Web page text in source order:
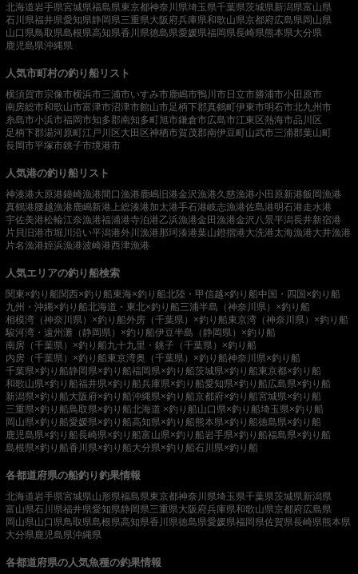
北海道岩手県宮城県福島県東京都神奈川県埼玉県千葉県茨城県新潟県富山県
石川県福井県愛知県静岡県三重県大阪府兵庫県和歌山県京都府広島県岡山県
山口県鳥取県島根県高知県香川県徳島県愛媛県福岡県長崎県熊本県大分県
鹿児島県沖縄県
人気市町村の釣り船リスト
横須賀市宗像市横浜市三浦市いすみ市鹿嶋市鴨川市日立市勝浦市小田原市
南房総市和歌山市富津市沼津市館山市足柄下郡真鶴町伊東市明石市北九州市
糸島市小浜市福岡市知多郡南知多町旭市鎌倉市広島市江東区熱海市品川区
足柄下郡湯河原町江戸川区大田区神栖市賀茂郡南伊豆町山武市三浦郡葉山町
長岡市平塚市銚子市境港市
人気港の釣り船リスト
神湊港大原港鐘崎漁港間口漁港 鹿嶋旧港金沢漁港久慈漁港小田原新港飯岡漁港
真鶴港腰越漁港 鹿嶋新港 上総湊港加太港手石港岐志漁港佐島港明石港走水港
宇佐美港松輪江奈漁港福浦港寺泊港乙浜漁港金田漁港金沢八景平潟長井新宿港
片貝旧港市堀川沿い平潟港外川漁港那珂湊港葉山鐙摺港大洗港太海漁港大井漁港
片名漁港姪浜漁港波崎港西津漁港
人気エリアの釣り船検索
関東×釣り船関西×釣り船東海×釣り船北陸・甲信越×釣り船中国・四国×釣り船
九州・沖縄×釣り船北海道・東北×釣り船三浦半島（神奈川県）×釣り船
相模湾（神奈川県）×釣り船外房（千葉県）×釣り船東京湾（神奈川県）×釣り船
駿河湾・遠州灘（静岡県）×釣り船伊豆半島（静岡県）×釣り船
南房（千葉県）×釣り船九十九里・銚子（千葉県）×釣り船
内房（千葉県）×釣り船東京湾奥（千葉県）×釣り船神奈川県×釣り船
千葉県×釣り船静岡県×釣り船福岡県×釣り船茨城県×釣り船東京都×釣り船
和歌山県×釣り船福井県×釣り船兵庫県×釣り船愛知県×釣り船広島県×釣り船
新潟県×釣り船大阪府×釣り船沖縄県×釣り船京都府×釣り船宮城県×釣り船
三重県×釣り船鳥取県×釣り船北海道 ×釣り船山口県×釣り船埼玉県×釣り船
岡山県×釣り船愛媛県×釣り船高知県×釣り船熊本県×釣り船徳島県×釣り船
鹿児島県×釣り船長崎県×釣り船富山県×釣り船岩手県×釣り船福島県×釣り船
島根県×釣り船香川県×釣り船大分県×釣り船石川県×釣り船
各都道府県の船釣り釣果情報
北海道岩手県宮城県山形県福島県東京都神奈川県埼玉県千葉県茨城県新潟県
富山県石川県福井県愛知県静岡県三重県大阪府兵庫県和歌山県京都府広島県
岡山県山口県鳥取県島根県高知県香川県徳島県愛媛県福岡県佐賀県長崎県熊本県
大分県 鹿児島県沖縄県
各都道府県の人気魚種の釣果情報